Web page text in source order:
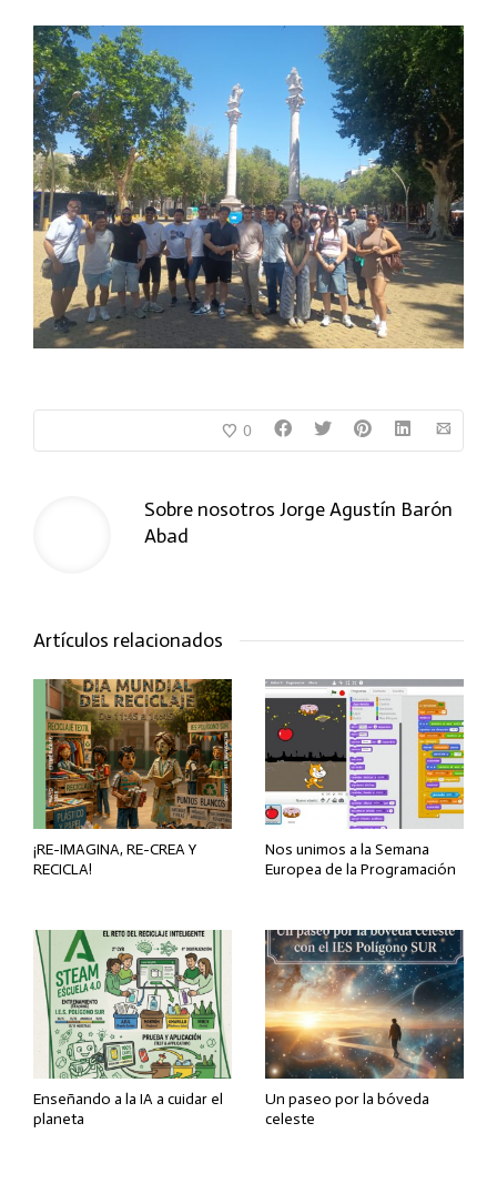
0
Sobre nosotros Jorge Agustín Barón
Abad
Artículos relacionados
¡RE-IMAGINA, RE-CREA Y
RECICLA!
Nos unimos a la Semana
Europea de la Programación
Enseñando a la IA a cuidar el
planeta
Un paseo por la bóveda
celeste